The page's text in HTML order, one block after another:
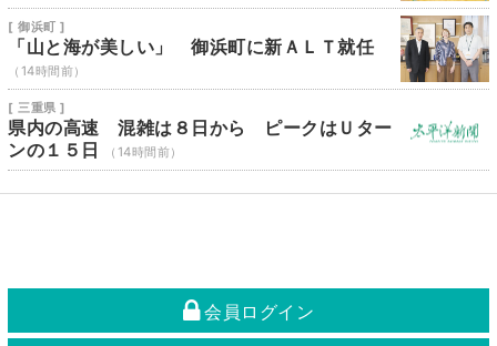
[ 御浜町 ]
「山と海が美しい」 御浜町に新ＡＬＴ就任
（14時間前）
[ 三重県 ]
県内の高速 混雑は８日から ピークはＵター
ンの１５日
（14時間前）
会員ログイン